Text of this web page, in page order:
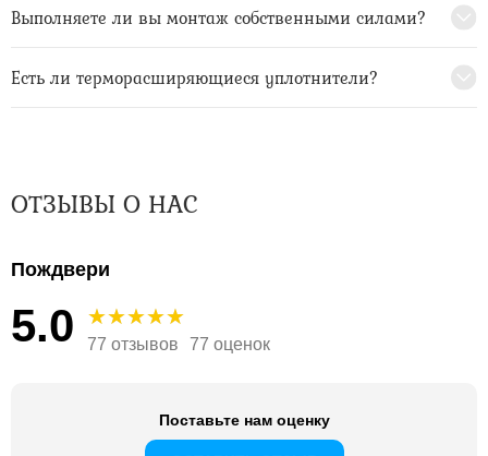
Выполняете ли вы монтаж собственными силами?
Есть ли терморасширяющиеся уплотнители?
ОТЗЫВЫ О НАС
Пождвери
5.0 77 отзывов 77 оценок
Поставьте нам оценку